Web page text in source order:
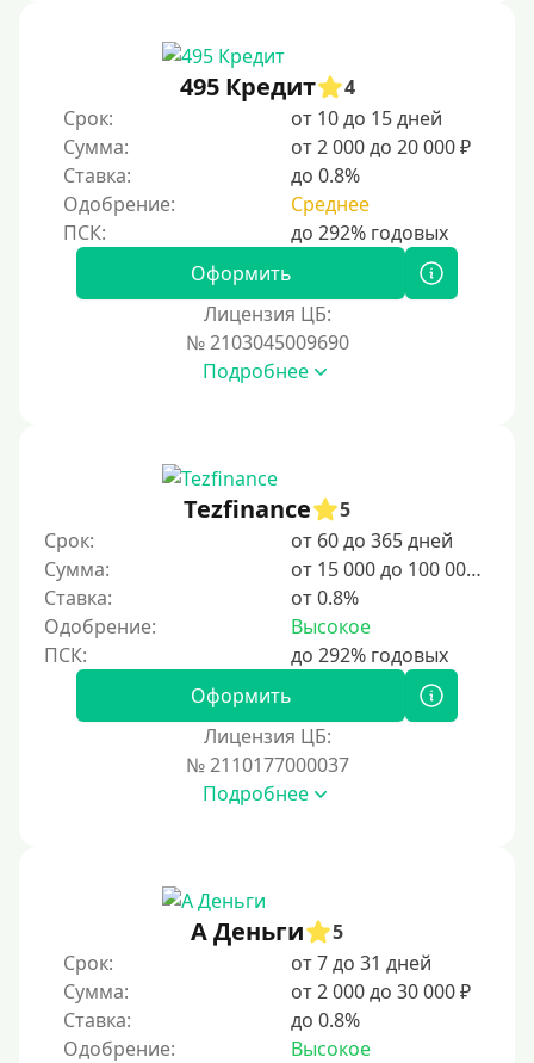
Онлайн круглосуточно
На карту круглосуточно
24/7
Деньги в долг
В долг на карту
Срок
10 дней
2 недели
15 дней
20 дней
30 дней без процентов
100 дней
4 месяца
5 месяцев
495 Кредит
4
Срок:
от 10 до 15 дней
Сумма:
от 2 000 до 20 000 ₽
Ставка:
до 0.8%
Одобрение:
Среднее
Оформить
Лицензия ЦБ:
№ 2103045009690
Подробнее
Tezfinance
5
Срок:
от 60 до 365 дней
Сумма:
от 15 000 до 100 000 ₽
Ставка:
от 0.8%
Одобрение:
Высокое
Оформить
Лицензия ЦБ:
№ 2110177000037
Подробнее
А Деньги
5
Срок:
от 7 до 31 дней
Сумма:
от 2 000 до 30 000 ₽
Ставка:
до 0.8%
Одобрение:
Высокое